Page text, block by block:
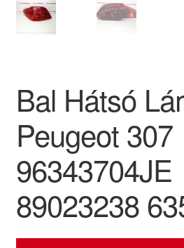
Saját fiókom
Szállítás világszerte
Szekér
Bal Hátsó
Peugeot 307
96343704JE
89023238